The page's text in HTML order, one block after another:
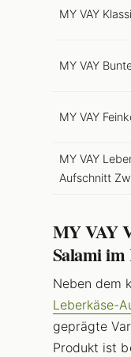
MY VAY
MY VAY
MY VAY
MY VAY
Aufschnitt
MY VAY
Salami
Neben dem
Leberkäse-
geprägte
Produkt ist